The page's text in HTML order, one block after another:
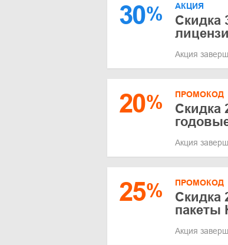
30% АКЦИЯ
Скидка
Акция
20% ПРОМОКОД
Скидка
Акция
25% ПРОМОКОД
Скидка
пакеты
Акция